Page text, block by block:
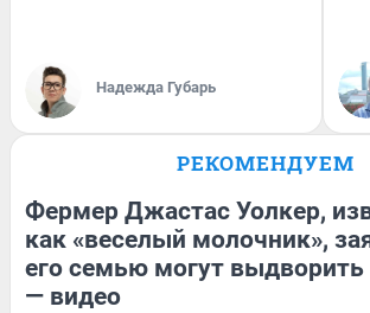
Надежда Губарь
РЕКОМЕНДУЕМ
Фермер Джастас Уолкер,
как «веселый молочник»,
его семью могут выдворить
— видео